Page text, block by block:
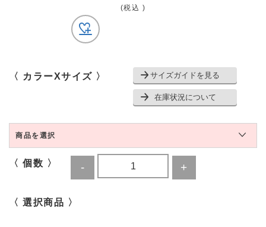
(税込 )
〈 カラーXサイズ 〉 サイズガイドを見る
在庫状況について
商品を選択
〈 個数 〉
〈 選択商品 〉